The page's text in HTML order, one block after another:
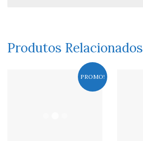
Produtos Relacionados
PROMO!